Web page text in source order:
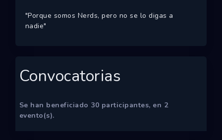
"Porque somos Nerds, pero no se lo digas a
nadie"
Convocatorias
Se han beneficiado 30 participantes, en 2
evento(s).